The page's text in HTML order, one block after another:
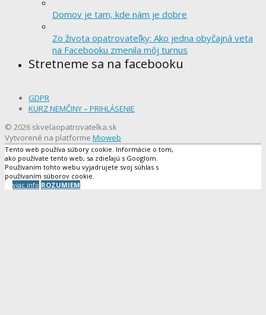
Domov je tam, kde nám je dobre
Zo života opatrovateľky: Ako jedna obyčajná veta
na Facebooku zmenila môj turnus
Stretneme sa na facebooku
GDPR
KURZ NEMČINY – PRIHLÁSENIE
© 2026 skvelaopatrovatelka.sk
Vytvorené na platforme Mioweb
Tento web používa súbory cookie. Informácie o tom,
ako používate tento web, sa zdieľajú s Googlom.
Používaním tohto webu vyjadrujete svoj súhlas s
používaním súborov cookie.
viac info ROZUMIEM